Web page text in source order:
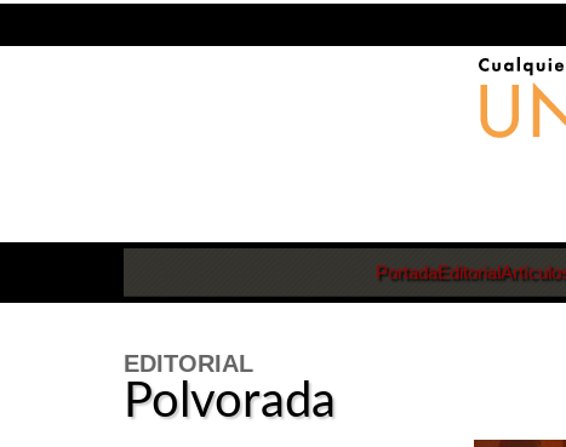
PortadaEditorial
EDITORIAL
Polvorada